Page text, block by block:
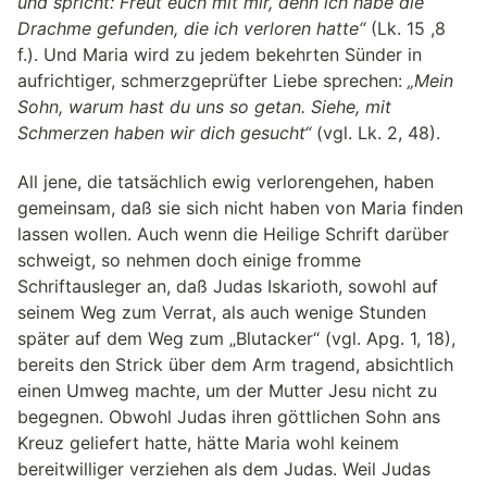
Drachme gefunden, die ich verloren hatte“(Lk. 15 ,8
f.). Und Maria wird zu jedem bekehrten Sünder in
aufrichtiger, schmerzgeprüfter Liebe sprechen: „Mein
Sohn, warum hast du uns so getan. Siehe, mit
Schmerzen haben wir dich gesucht“(vgl. Lk. 2, 48).
All jene, die tatsächlich ewig verlorengehen, haben
gemeinsam, daß sie sich nicht haben von Maria finden
lassen wollen. Auch wenn die Heilige Schrift darüber
schweigt, so nehmen doch einige fromme
Schriftausleger an, daß Judas Iskarioth, sowohl auf
seinem Weg zum Verrat, als auch wenige Stunden
später auf dem Weg zum „Blutacker“ (vgl. Apg. 1, 18),
bereits den Strick über dem Arm tragend, absichtlich
einen Umweg machte, um der Mutter Jesu nicht zu
begegnen. Obwohl Judas ihren göttlichen Sohn ans
Kreuz geliefert hatte, hätte Maria wohl keinem
bereitwilliger verziehen als dem Judas. Weil Judas